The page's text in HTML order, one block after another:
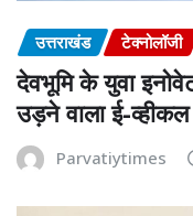
उत्तराखंड टेक्नोलॉजी
देवभूमि के युवा
उड़ने वाला ई-व्हीकल
Parvatiytimes